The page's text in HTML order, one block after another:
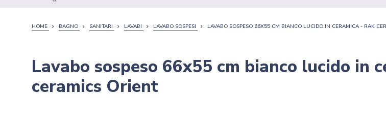
HOME BAGNO SANITARI LAVABI LAVABO SOSPESI LAVABO SOSPESO 66X55 CM BIANCO LUCIDO IN CERAMICA - RAK
Lavabo sospeso 66x55 cm bianco lucido in
ceramics Orient